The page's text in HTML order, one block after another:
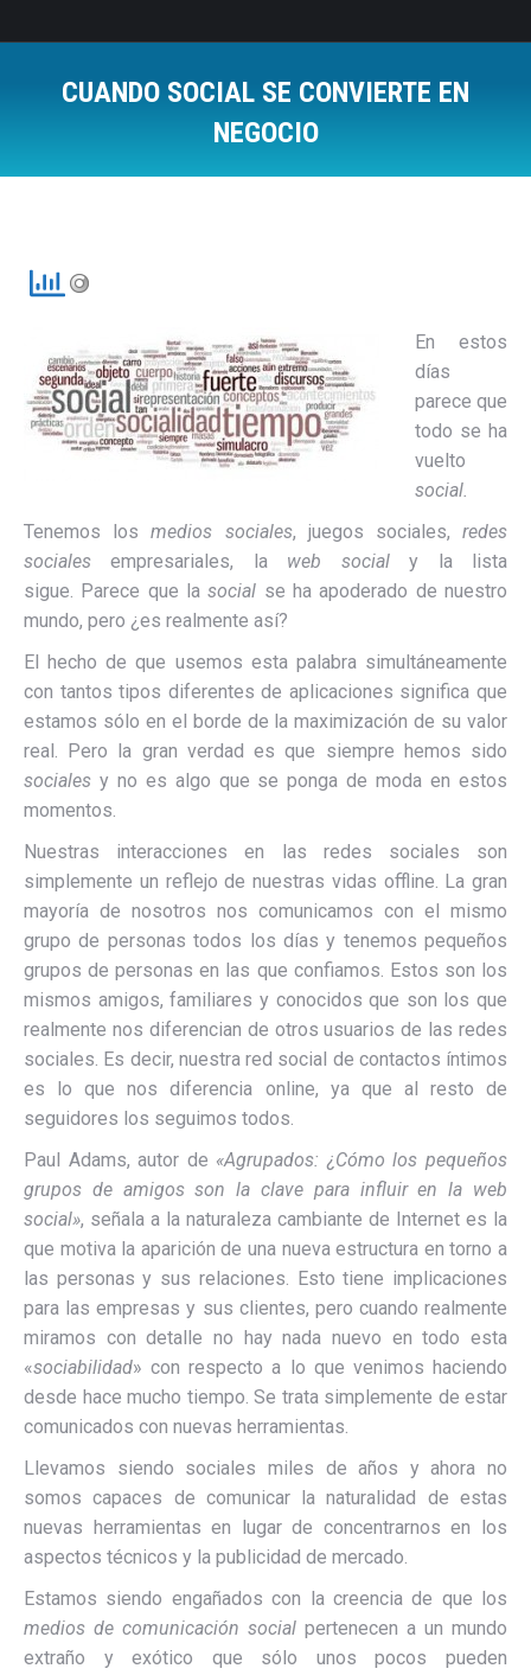
CUANDO SOCIAL SE CONVIERTE EN
NEGOCIO
En estos
días
parece que
todo se ha
vuelto
social.
Tenemos losmedios sociales, juegos sociales,redes
sociales empresariales, la web socialy la lista
sigue. Parece que lasocial se ha apoderado de nuestro
mundo, pero ¿es realmente así?
El hecho de que usemos esta palabra simultáneamente
con tantos tipos diferentes de aplicaciones significa que
estamos sólo en el borde de la maximización de su valor
real. Pero la gran verdad es que siempre hemos sido
sociales y no es algo que se ponga de moda en estos
momentos.
Nuestras interacciones en las redes sociales son
simplemente un reflejo de nuestras vidas offline. La gran
mayoría de nosotros nos comunicamos con el mismo
grupo de personas todos los días y tenemos pequeños
grupos de personas en las que confiamos. Estos son los
mismos amigos, familiares y conocidos que son los que
realmente nos diferencian de otros usuarios de las redes
sociales. Es decir, nuestra red social de contactos íntimos
es lo que nos diferencia online, ya que al resto de
seguidores los seguimos todos.
Paul Adams, autor de «Agrupados: ¿Cómo los pequeños
grupos de amigos son la clave para influir en la web
social», señala a la naturaleza cambiante de Internet es la
que motiva la aparición de una nueva estructura en torno a
las personas y sus relaciones. Esto tiene implicaciones
para las empresas y sus clientes, pero cuando realmente
miramos con detalle no hay nada nuevo en todo esta
«sociabilidad» con respecto a lo que venimos haciendo
desde hace mucho tiempo. Se trata simplemente de estar
comunicados con nuevas herramientas.
Llevamos siendo sociales miles de años y ahora no
somos capaces de comunicar la naturalidad de estas
nuevas herramientas en lugar de concentrarnos en los
aspectos técnicos y la publicidad de mercado.
Estamos siendo engañados con la creencia de que los
medios de comunicación social pertenecen a un mundo
extraño y exótico que sólo unos pocos pueden